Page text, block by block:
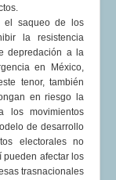
el saqueo de los
la resistencia
depredación a la
en México,
tenor, también
en riesgo la
los movimientos
de desarrollo
electorales no
pueden afectar los
trasnacionales